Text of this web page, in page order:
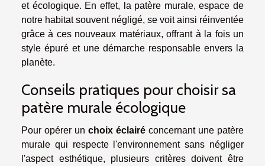
et écologique. En effet, la patère murale, espace de
notre habitat souvent négligé, se voit ainsi réinventée
grâce à ces nouveaux matériaux, offrant à la fois un
style épuré et une démarche responsable envers la
planète.
Conseils pratiques pour choisir sa
patère murale écologique
Pour opérer un choix éclairé concernant une patère
murale qui respecte l'environnement sans négliger
l'aspect esthétique, plusieurs critères doivent être